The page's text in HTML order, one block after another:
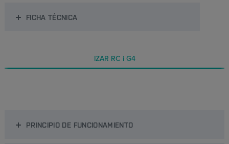
FICHA TÉCNICA
IZAR RC i G4
PRINCIPIO DE FUNCIONAMIENTO